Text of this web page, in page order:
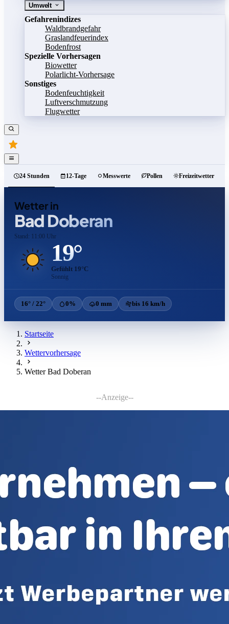
Umwelt
Gefahrenindizes
Waldbrandgefahr
Graslandfeuerindex
Bodenfrost
Spezielle Vorhersagen
Biowetter
Polarlicht-Vorhersage
Sonstiges
Bodenfeuchtigkeit
Luftverschmutzung
Flugwetter
24 Stunden 12-Tage Messwerte Pollen Freizeitwetter
Wetter in
Bad Doberan
Stand: 11:00 Uhr
19°
Gefühlt 19°C
Sonnig
16° / 22° 0% 0 mm bis 16 km/h
Startseite
Wettervorhersage
Wetter Bad Doberan
--Anzeige--